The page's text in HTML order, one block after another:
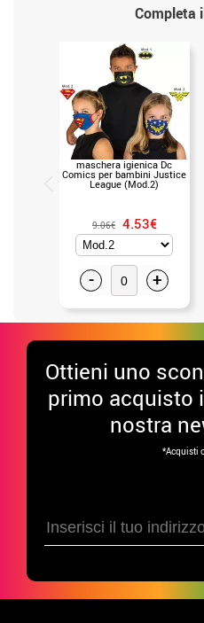
Completa
maschera igienica Dc
Comics per bambini Justice
League (Mod.2)
9.06€ 4.53€
- +
Ottieni uno
primo acquisto
nostra
*Acquisti